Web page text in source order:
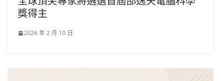
獎得主
2026 年 2 月 10 日